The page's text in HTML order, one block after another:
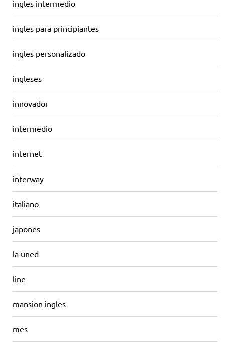
ingles intermedio
ingles para principiantes
ingles personalizado
ingleses
innovador
intermedio
internet
interway
italiano
japones
la uned
line
mansion ingles
mes